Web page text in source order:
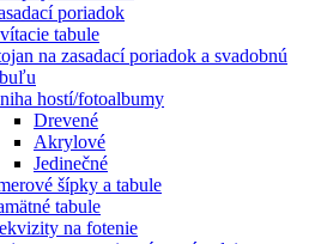
poriadok
tabule
na zasadací poriadok a svadobnú
hostí/fotoalbumy
Drevené
Akrylové
Jedinečné
šípky a tabule
tabule
na fotenie